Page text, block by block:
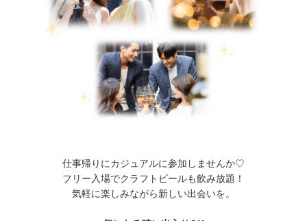
仕事帰りにカジュアルに参加しませんか♡
フリー入場でクラフトビールも飲み放題！
気軽に楽しみながら新しい出会いを。